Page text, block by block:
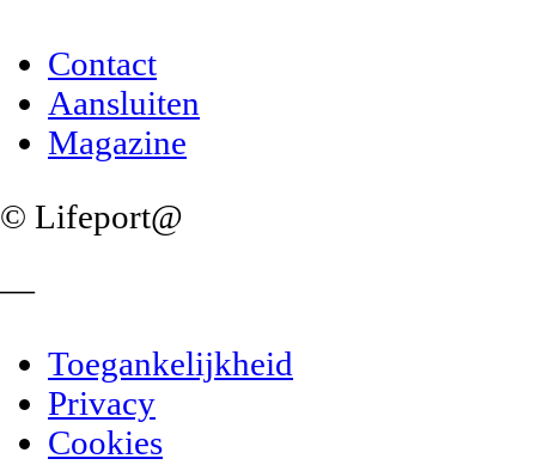
Contact
Aansluiten
Magazine
© Lifeport@
—
Toegankelijkheid
Privacy
Cookies